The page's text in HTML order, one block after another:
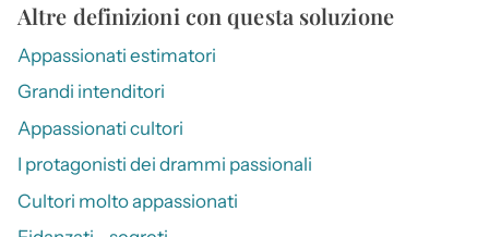
Altre definizioni con questa soluzione
Appassionati estimatori
Grandi intenditori
Appassionati cultori
I protagonisti dei drammi passionali
Cultori molto appassionati